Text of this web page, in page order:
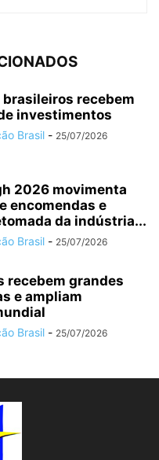
recebem
investimentos
Brasil - 25/07/2026
2026 movimenta
encomendas e
da indústria...
Brasil - 25/07/2026
recebem grandes
e ampliam
Brasil - 25/07/2026